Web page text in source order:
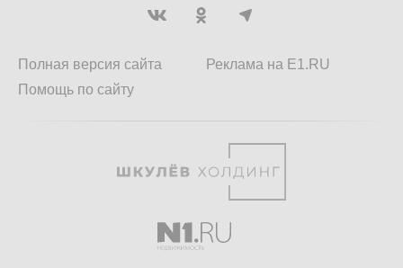
Полная версия сайта
Помощь по сайту
Реклама на E1.RU